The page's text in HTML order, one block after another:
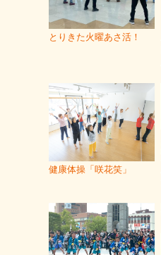
とりきた火曜あさ活！
健康体操「咲花笑」